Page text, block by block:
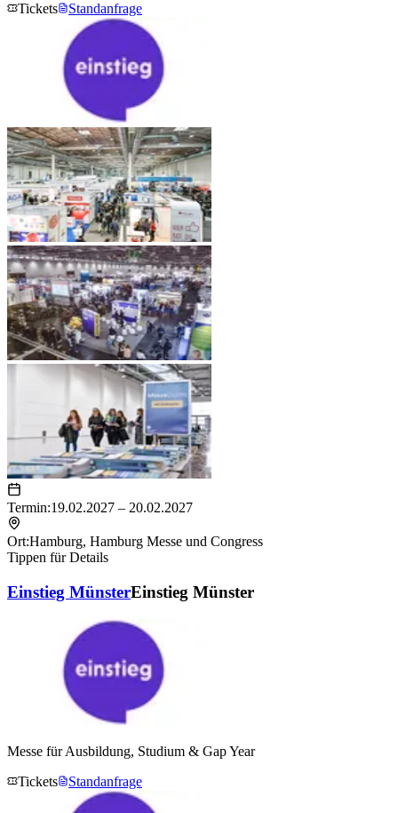
Tickets
Standanfrage
Termin:19.02.2027 – 20.02.2027
Ort:Hamburg, Hamburg Messe und Congress
Tippen für Details
Einstieg MünsterEinstieg Münster
Messe für Ausbildung, Studium & Gap Year
Tickets
Standanfrage